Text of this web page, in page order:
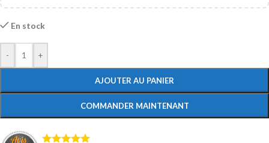
En stock
- +
AJOUTER AU PANIER
COMMANDER MAINTENANT